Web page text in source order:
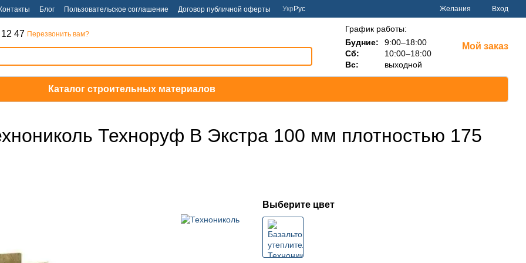
Контакты Блог Пользовательское соглашение Договор публичной оферты Укр Рус Желания Вход
47 Перезвонить вам?
График работы:
Будние:
9:00–18:00
Сб:
10:00–18:00
Вс:
выходной
Мой заказ
Каталог строительных материалов
Техноруф В Экстра 100 мм плотностью 175
Выберите цвет